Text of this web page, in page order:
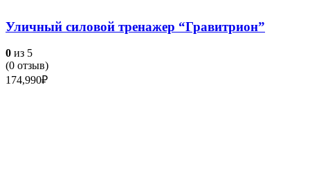
Уличный силовой тренажер “Гравитрион”
0 из 5
(0 отзыв)
174,990₽